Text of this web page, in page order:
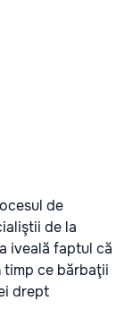
de
de la
iveală faptul că
timp ce bărbaţii
drept